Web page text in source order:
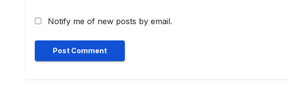
Notify me of new posts by email.